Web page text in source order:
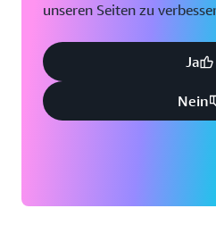
unseren Seiten zu
Ja
Nein